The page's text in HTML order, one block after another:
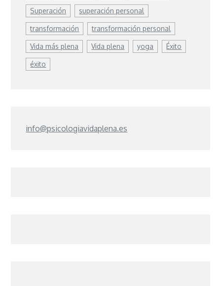
Superación superación personal
transformación transformación personal
Vida más plena Vida plena yoga Éxito
éxito
info@psicologiavidaplena.es